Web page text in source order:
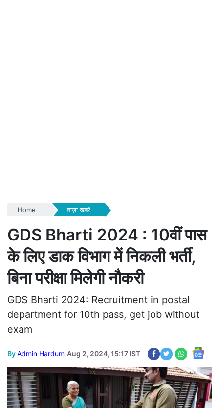
Home ताज़ा खबरें
GDS Bharti 2024 : 10वीं पास
के लिए डाक विभाग में निकली भर्ती,
बिना परीक्षा मिलेगी नौकरी
GDS Bharti 2024: Recruitment in postal
department for 10th pass, get job without
exam
ByAdmin Hardum Aug 2, 2024, 15:17 IST